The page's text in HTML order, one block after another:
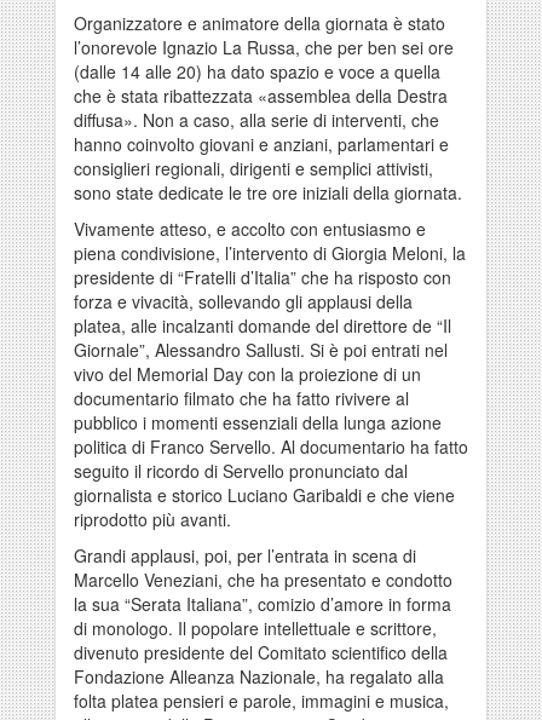
Organizzatore e animatore della giornata è stato
l’onorevole Ignazio La Russa, che per ben sei ore
(dalle 14 alle 20) ha dato spazio e voce a quella
che è stata ribattezzata «assemblea della Destra
diffusa». Non a caso, alla serie di interventi, che
hanno coinvolto giovani e anziani, parlamentari e
consiglieri regionali, dirigenti e semplici attivisti,
sono state dedicate le tre ore iniziali della giornata.
Vivamente atteso, e accolto con entusiasmo e
piena condivisione, l’intervento di Giorgia Meloni, la
presidente di “Fratelli d’Italia” che ha risposto con
forza e vivacità, sollevando gli applausi della
platea, alle incalzanti domande del direttore de “Il
Giornale”, Alessandro Sallusti. Si è poi entrati nel
vivo del Memorial Day con la proiezione di un
documentario filmato che ha fatto rivivere al
pubblico i momenti essenziali della lunga azione
politica di Franco Servello. Al documentario ha fatto
seguito il ricordo di Servello pronunciato dal
giornalista e storico Luciano Garibaldi e che viene
riprodotto più avanti.
Grandi applausi, poi, per l’entrata in scena di
Marcello Veneziani, che ha presentato e condotto
la sua “Serata Italiana”, comizio d’amore in forma
di monologo. Il popolare intellettuale e scrittore,
divenuto presidente del Comitato scientifico della
Fondazione Alleanza Nazionale, ha regalato alla
folta platea pensieri e parole, immagini e musica,